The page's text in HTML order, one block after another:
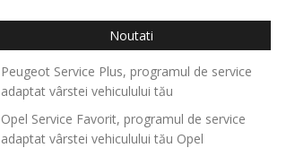
Noutati
Peugeot Service Plus, programul de service
adaptat vârstei vehiculului tău
Opel Service Favorit, programul de service
adaptat vârstei vehiculului tău Opel